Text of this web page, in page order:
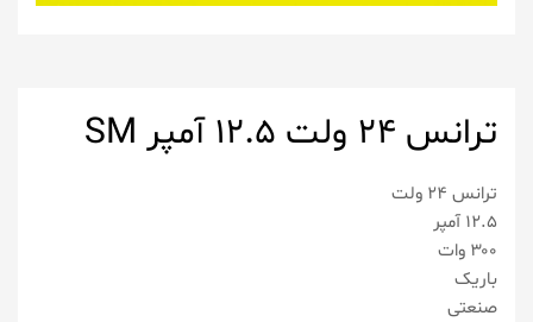
ترانس ۲۴ ولت ۱۲.۵ آمپر SM
ترانس ۲۴ ولت
۱۲.۵ آمپر
۳۰۰ وات
باریک
صنعتی